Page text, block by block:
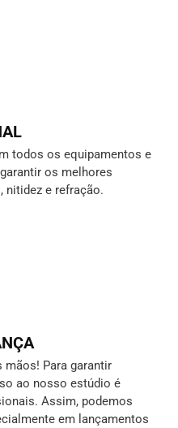
todos os equipamentos e
os melhores
nitidez e refração.
mãos! Para garantir
ao nosso estúdio é
Assim, podemos
em lançamentos